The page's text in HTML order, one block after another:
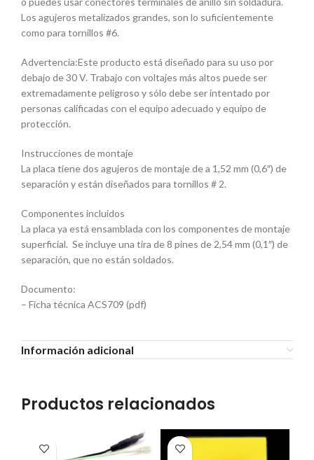
Los agujeros metalizados grandes, son lo suficientemente
como para tornillos #6.
Advertencia:Este producto está diseñado para su uso por
debajo de 30 V. Trabajo con voltajes más altos puede ser
extremadamente peligroso y sólo debe ser intentado por
personas calificadas con el equipo adecuado y equipo de
protección.
Instrucciones de montaje
La placa tiene dos agujeros de montaje de a 1,52 mm (0,6″) de
separación y están diseñados para tornillos # 2.
Componentes incluidos
La placa ya está ensamblada con los componentes de montaje
superficial. Se incluye una tira de 8 pines de 2,54 mm (0,1″) de
separación, que no están soldados.
Documento:
– Ficha técnica ACS709 (pdf)
Información adicional
Productos relacionados